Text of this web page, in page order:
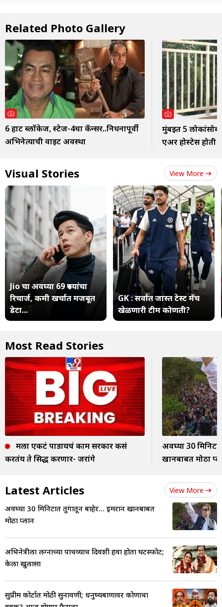
Related Photo Gallery
6 हार्ट ब्लॉकेज, स्टेज-4चा कॅन्सर..निधनापूर्वी
अभिनेत्याची वाईट अवस्था
मुंबईत 5
एअर होस्टेस होती
Visual Stories View More
Jio चा अवघ्या 69 रुपयांचा
रिचार्ज, कमी खर्चात मजबूत
डेटा...
GK : सर्वात जास्त टेस्ट मॅच
खेळणारी टीम कोणती?
Most Read Stories
मला एकटं पाडायचं काम सरकार कसं
करतंय ते सिद्ध करणार- जरांगे
अवघ्या 30
खानबाबत मोठा
Latest Articles View More
अवघ्या 30 मिनिटात तुरुंगातून बाहेर... इमरान खानबाबत
मोठा प्लान
अभिनेत्रीला लग्नाच्या पाचव्याच दिवशी हवा होता घटस्फोट;
केला खुलासा
सुप्रीम कोर्टात मोठी सुनावणी; धनुष्यबाणावर कोणाचा